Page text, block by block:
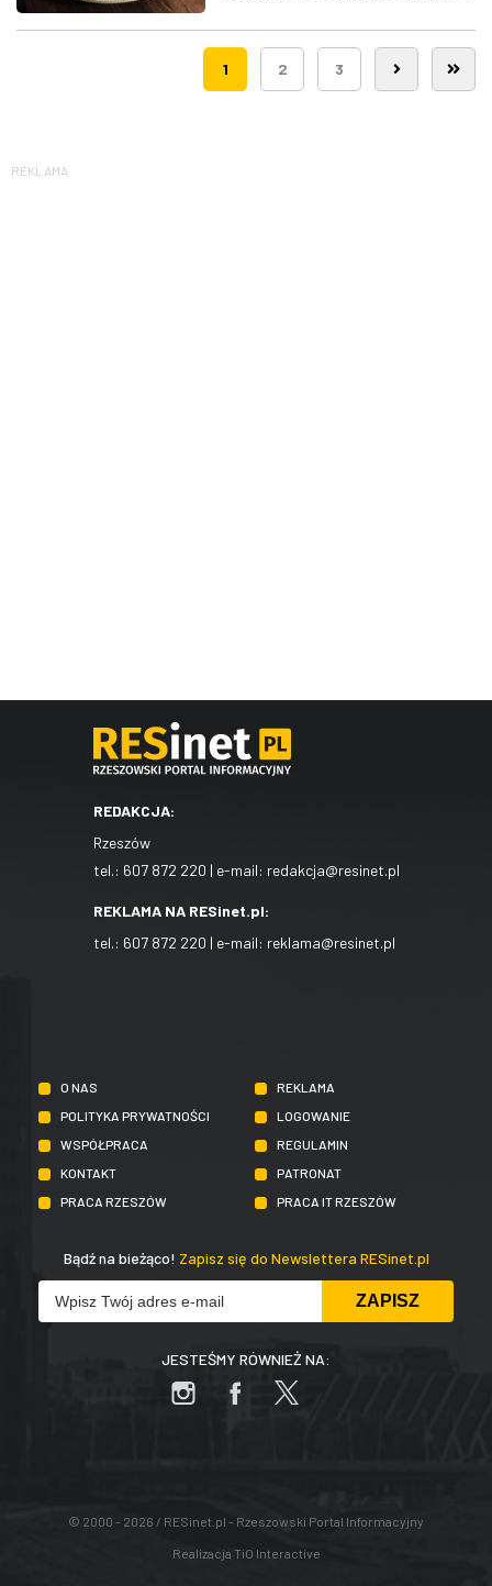
1 2 3
REKLAMA
REDAKCJA:
Rzeszów
tel.: 607 872 220 | e-mail: redakcja@resinet.pl
REKLAMA NA RESinet.pl:
tel.: 607 872 220 | e-mail: reklama@resinet.pl
O NAS
REKLAMA
POLITYKA PRYWATNOŚCI
LOGOWANIE
WSPÓŁPRACA
REGULAMIN
KONTAKT
PATRONAT
PRACA RZESZÓW
PRACA IT RZESZÓW
Bądź na bieżąco! Zapisz się do Newslettera RESinet.pl
JESTEŚMY RÓWNIEŻ NA:
© 2000 - 2026 / RESinet.pl - Rzeszowski Portal Informacyjny
Realizacja TiO Interactive